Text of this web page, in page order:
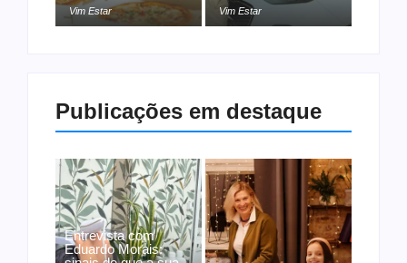
Vim Estar Vim Estar
Publicações em destaque
Entrevista com
Eduardo Morais: